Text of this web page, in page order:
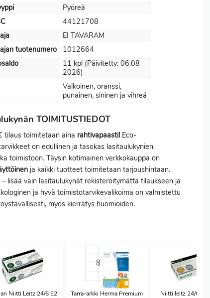
Pyöreä
44121708
EI TAVARAM
tuotenumero
1012664
11 kpl (Päivitetty: 06.08
2026)
Valkoinen, oranssi,
punainen, sininen ja vihreä
TOIMITUSTIEDOT
tilaus toimitetaan aina rahtivapaasti! Eco-
on edullinen ja tasokas lasitaulukynien
toimistoon. Täysin kotimainen verkkokauppa on
ja kaikki tuotteet toimitetaan tarjoushintaan.
– lisää vain lasitaulukynät rekisteröitymättä tilaukseen ja
ja hyvä toimistotarvikevalikoima on valmistettu
myös kierrätys huomioiden.
Niitti Leitz 24/6 E2
Tarra-arkki Herma Premium
Niitti leitz 24/6